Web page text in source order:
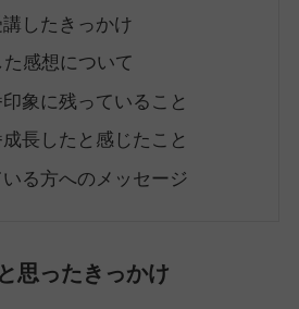
したきっかけ
感想について
象に残っていること
長したと感じたこと
る方へのメッセージ
思ったきっかけ